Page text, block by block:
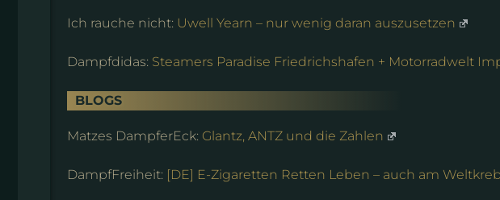
Ich rauche nicht: Uwell Yearn – nur wenig daran auszusetzen
Dampfdidas: Steamers Paradise Friedrichshafen + Motorradwelt
BLOGS
Matzes DampferEck: Glantz, ANTZ und die Zahlen
DampfFreiheit: [DE] E-Zigaretten Retten Leben – auch am